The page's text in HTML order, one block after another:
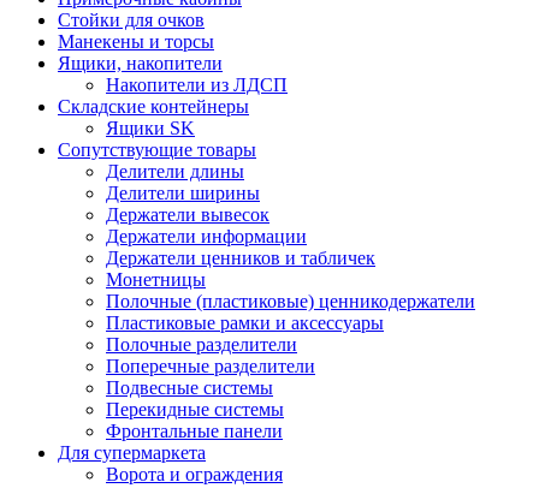
Стойки для очков
Манекены и торсы
Ящики, накопители
Накопители из ЛДСП
Складские контейнеры
Ящики SK
Сопутствующие товары
Делители длины
Делители ширины
Держатели вывесок
Держатели информации
Держатели ценников и табличек
Монетницы
Полочные (пластиковые) ценникодержатели
Пластиковые рамки и аксессуары
Полочные разделители
Поперечные разделители
Подвесные системы
Перекидные системы
Фронтальные панели
Для супермаркета
Ворота и ограждения